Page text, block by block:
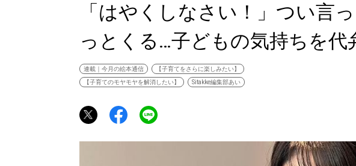
道南
道東
道央
「はやくしなさい！」つい言
っとくる…子どもの気持ちを代
連載｜今月の絵本通信
【子育てをさらに楽しみたい】
【子育てのモヤモヤを解消したい】
Sitakke編集部あい